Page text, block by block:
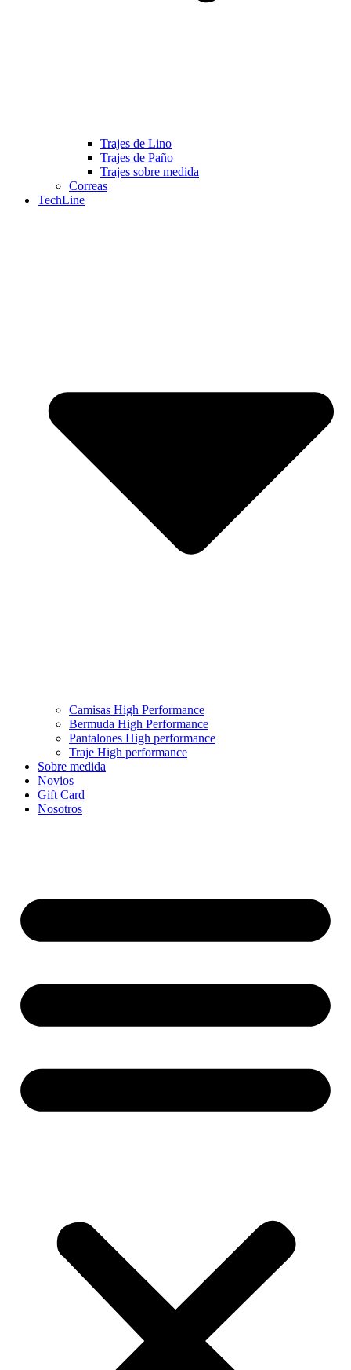
Trajes de Lino
Trajes de Paño
Trajes sobre medida
Correas
TechLine
Camisas High Performance
Bermuda High Performance
Pantalones High performance
Traje High performance
Sobre medida
Novios
Gift Card
Nosotros